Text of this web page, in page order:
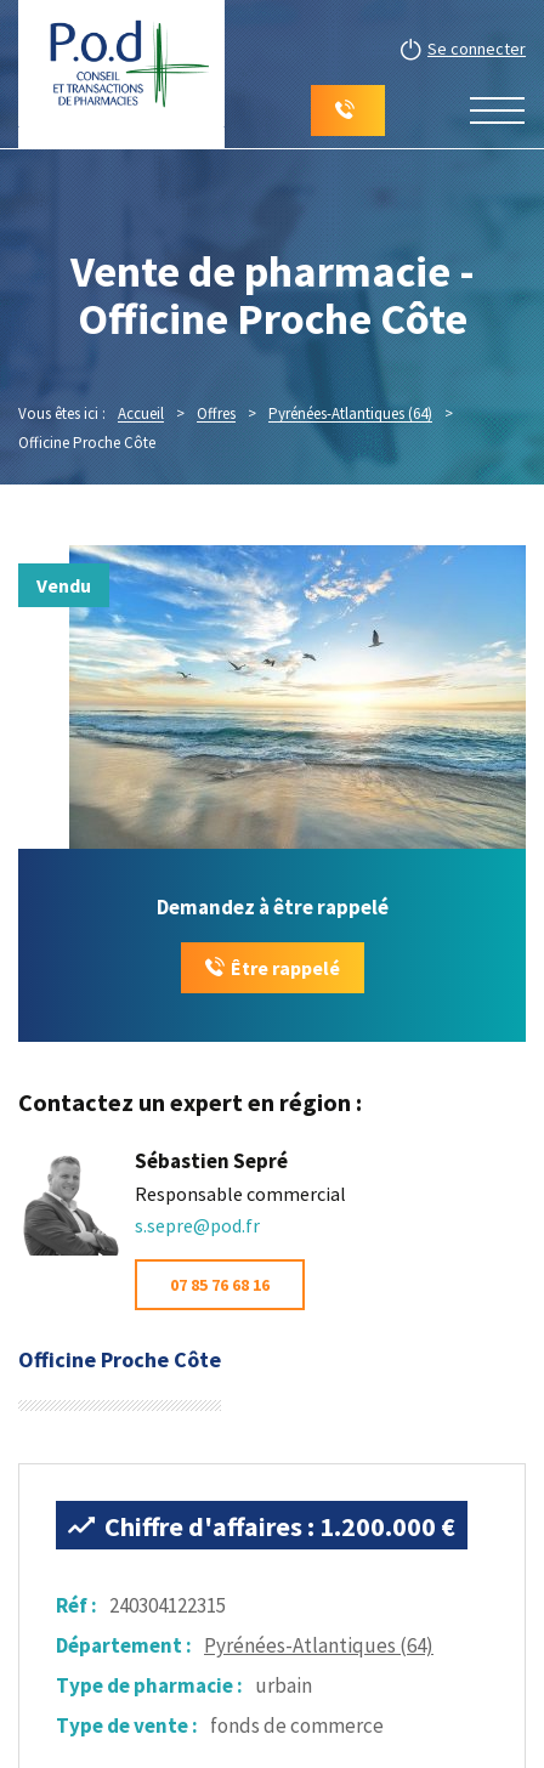
Se connecter
Vente de pharmacie -
Officine Proche Côte
Vous êtes ici : Accueil > Offres > Pyrénées-Atlantiques (64)
>
Officine Proche Côte
Vendu
Demandez à être rappelé
Être rappelé
Contactez un expert en région :
Sébastien Sepré
Responsable commercial
s.sepre@pod.fr
07 85 76 68 16
Officine Proche Côte
Chiffre d'affaires : 1.200.000 €
Réf : 240304122315
Département : Pyrénées-Atlantiques (64)
Type de pharmacie : urbain
Type de vente : fonds de commerce